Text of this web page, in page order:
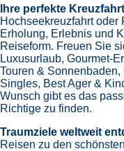
Ihre perfekte
Hochseekreuzfahrt oder
Erholung, Erlebnis und
Reiseform. Freuen Sie
Luxusurlaub, Gourmet-
Touren & Sonnenbaden,
Singles, Best Ager &
Wunsch gibt es das
Richtige zu finden.
Traumziele weltweit
Reisen zu den